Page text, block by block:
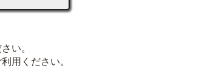
い。
用ください。